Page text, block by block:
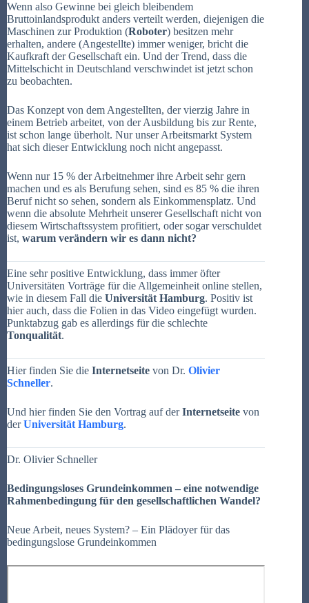
Wenn also Gewinne bei gleich bleibendem
Bruttoinlandsprodukt anders verteilt werden, diejenigen die
Maschinen zur Produktion (Roboter) besitzen mehr
erhalten, andere (Angestellte) immer weniger, bricht die
Kaufkraft der Gesellschaft ein. Und der Trend, dass die
Mittelschicht in Deutschland verschwindet ist jetzt schon
zu beobachten.
Das Konzept von dem Angestellten, dervierzig Jahre in
einem Betrieb arbeitet, von der Ausbildung bis zur Rente,
ist schon lange überholt. Nur unser Arbeitsmarkt System
hat sich dieser Entwicklung noch nicht angepasst.
Wenn nur 15 % der Arbeitnehmer ihre Arbeit sehr gern
machen und es als Berufung sehen, sind es 85 % die ihren
Beruf nicht so sehen, sondern als Einkommensplatz. Und
wenn die absolute Mehrheit unserer Gesellschaft nicht von
diesem Wirtschaftssystem profitiert, oder sogar verschuldet
ist, warum verändern wir es dann nicht?
Eine sehr positive Entwicklung, dass immer öfter
Universitäten Vorträge für die Allgemeinheit online stellen,
wie in diesem Fall die Universität Hamburg. Positiv ist
hier auch, dass die Folien in das Video eingefügt wurden.
Punktabzug gab es allerdings für die schlechte
Tonqualität.
Hier finden Sie die Internetseite von Dr. Olivier
Schneller.
Und hier finden Sie den Vortrag auf derInternetseite von
derUniversität Hamburg.
Dr. Olivier Schneller
Bedingungsloses Grundeinkommen – eine notwendige
Rahmenbedingung für den gesellschaftlichen Wandel?
Neue Arbeit, neues System? – Ein Plädoyer für das
bedingungslose Grundeinkommen